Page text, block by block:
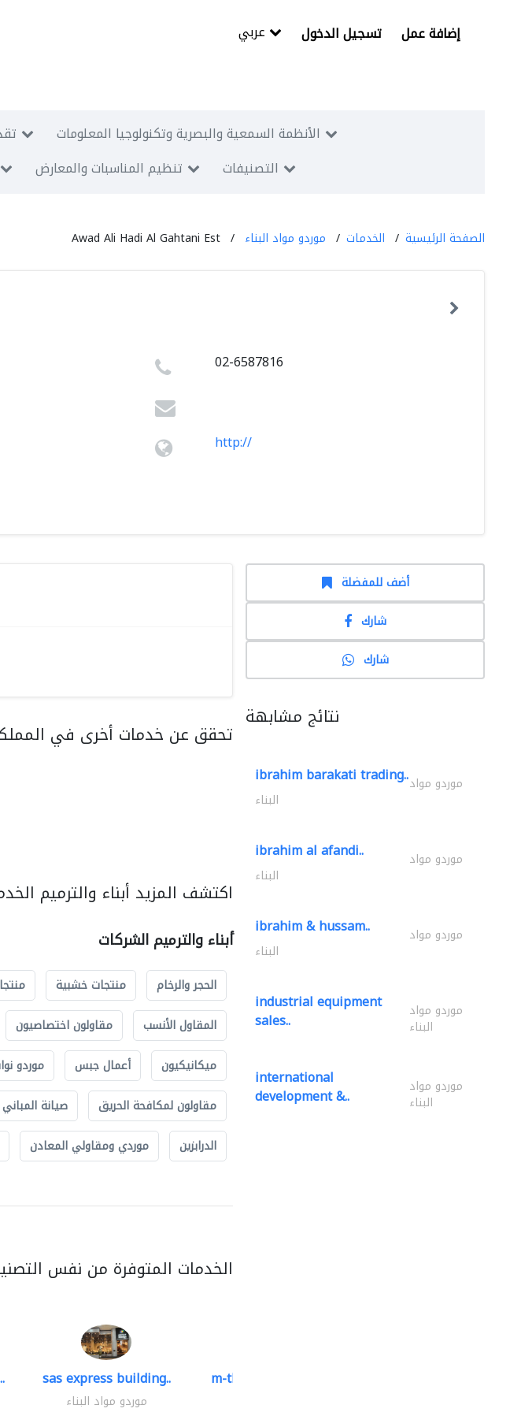
تسجيل الدخول إضافة عمل
الأنظمة السمعية والبصرية وتكنولوجيا المعلومات
تنظيم المناسبات والمعارض التصنيفات
الصفحة الرئيسية الخدمات موردو مواد البناء Awad Ali Hadi Al Gahtani Est
02-6587816
http://
تحقق عن خدمات أخرى في
اكتشف المزيد أبناء والترميم
أبناء والترميم الشركات
الحجر والرخام منتجات خشبية
المقاول الأنسب
مقاولون اختصاصيون
ميكانيكيون
أعمال جبس موردو
مقاولون لمكافحة الحريق
صيانة المباني
الدرابزين
موردي ومقاولي المعادن
الخدمات المتوفرة من نفس
sas express building..
موردو مواد البناء
m-three building materials
أضف للمفضلة
شارك
شارك
نتائج مشابهة
ibrahim barakati trading..موردو مواد
البناء
ibrahim al afandi.. موردو مواد
البناء
ibrahim & hussam.. موردو مواد
البناء
industrial equipment
sales.. موردو مواد
البناء
international
development &.. موردو مواد
البناء